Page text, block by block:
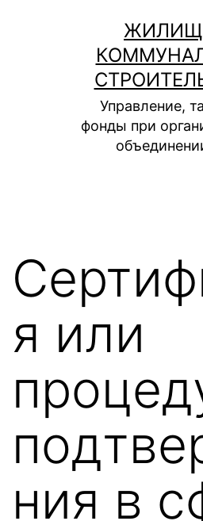
содержимому
Управление,
фонды при
я или
ния в